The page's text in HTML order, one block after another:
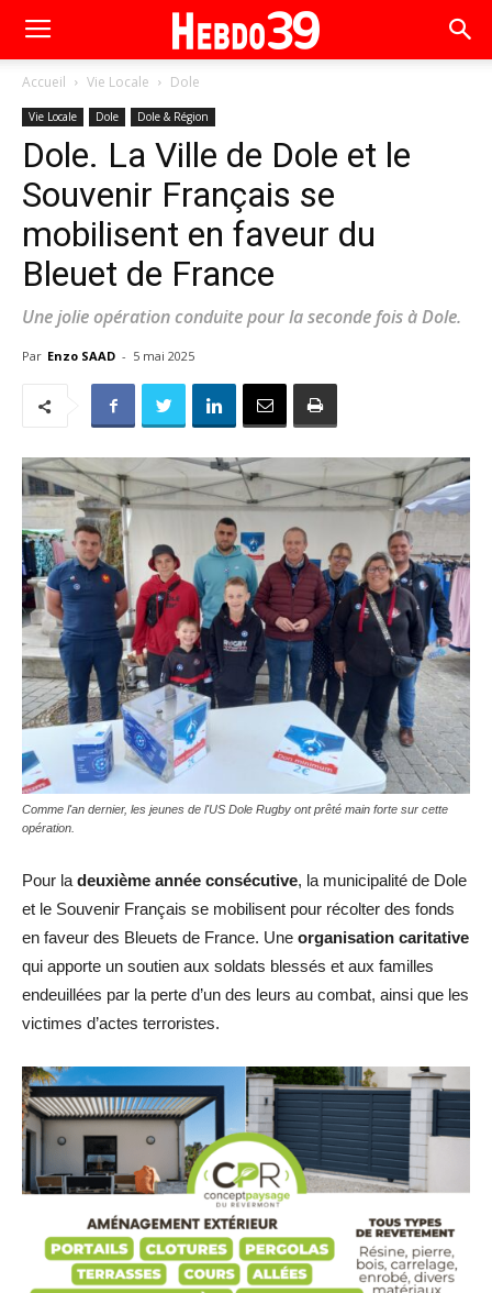
Accueil Vie Locale Dole
Vie Locale Dole Dole & Région
Dole. La Ville de Dole et le
Souvenir Français se
mobilisent en faveur du
Bleuet de France
Une jolie opération conduite pour la seconde fois à Dole.
Par Enzo SAAD - 5 mai 2025
Comme l'an dernier, les jeunes de l'US Dole Rugby ont prêté main forte sur cette
opération.
Pour la deuxième année consécutive, la municipalité de Dole
et le Souvenir Français se mobilisent pour récolter des fonds
en faveur des Bleuets de France. Une organisation caritative
qui apporte un soutien aux soldats blessés et aux familles
endeuillées par la perte d’un des leurs au combat, ainsi que les
victimes d’actes terroristes.